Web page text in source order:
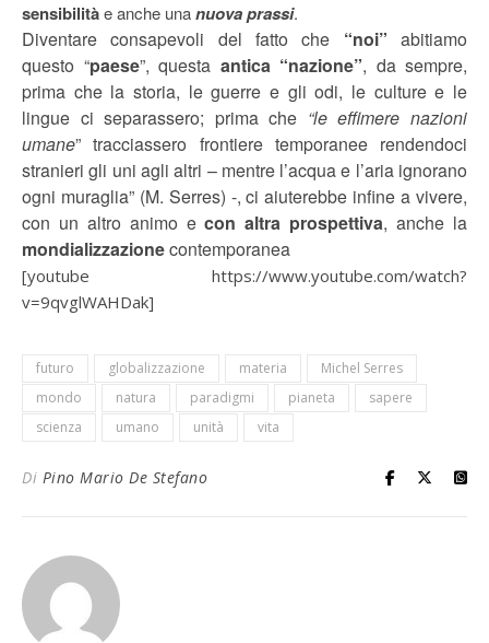
sensibilitàe anche unanuova prassi.
Diventare consapevoli del fatto che “noi” abitiamo
questo “paese”, questa antica “nazione”, da sempre,
prima che la storia, le guerre e gli odi, le culture e le
lingue ci separassero; prima che “le effimere nazioni
umane” tracciassero frontiere temporanee rendendoci
stranieri gli uni agli altri – mentre l’acqua e l’aria ignorano
ogni muraglia” (M. Serres) -, ci aiuterebbe infine a vivere,
con un altro animo econ altra prospettiva, anche la
mondializzazionecontemporanea
[youtube https://www.youtube.com/watch?
v=9qvglWAHDak]
futuro globalizzazione materia
Michel Serres
mondo
natura paradigmi pianeta
sapere
scienza
umano unità vita
Di Pino Mario De Stefano